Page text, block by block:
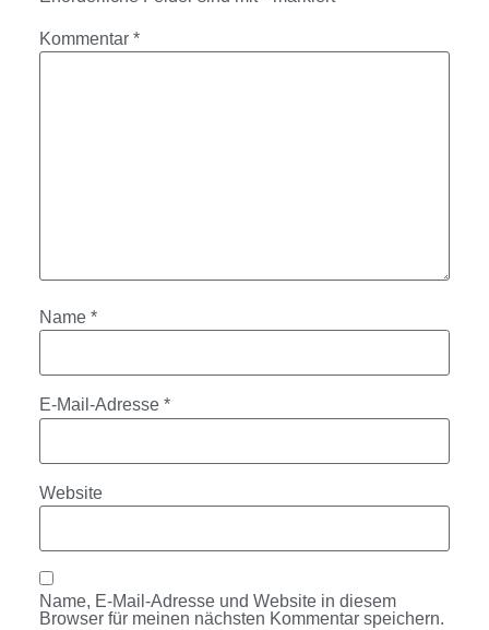
Kommentar *
Name *
E-Mail-Adresse *
Website
Name, E-Mail-Adresse und Website in diesem
Browser für meinen nächsten Kommentar speichern.